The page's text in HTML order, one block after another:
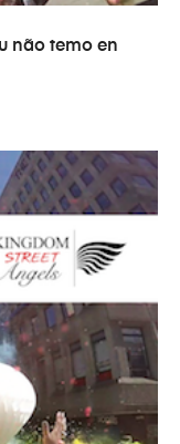
não temo en